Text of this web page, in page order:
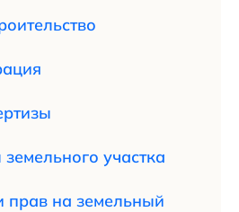
участка
прав на земельный